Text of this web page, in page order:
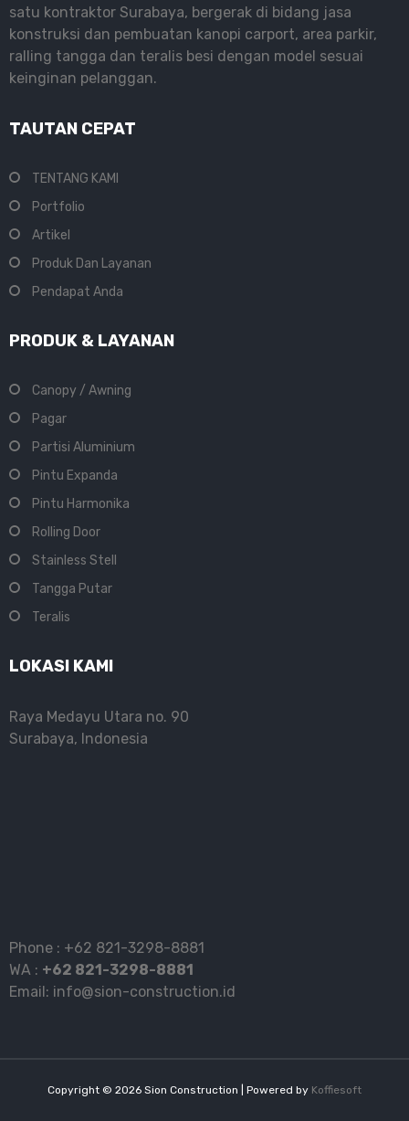
satu kontraktor Surabaya, bergerak di bidang jasa
konstruksi dan pembuatan kanopi carport, area parkir,
ralling tangga dan teralis besi dengan model sesuai
keinginan pelanggan.
TAUTAN CEPAT
TENTANG KAMI
Portfolio
Artikel
Produk Dan Layanan
Pendapat Anda
PRODUK & LAYANAN
Canopy / Awning
Pagar
Partisi Aluminium
Pintu Expanda
Pintu Harmonika
Rolling Door
Stainless Stell
Tangga Putar
Teralis
LOKASI KAMI
Raya Medayu Utara no. 90
Surabaya, Indonesia
Phone : +62 821-3298-8881
WA : +62 821-3298-8881
Email: info@sion-construction.id
Copyright © 2026 Sion Construction | Powered by Koffiesoft